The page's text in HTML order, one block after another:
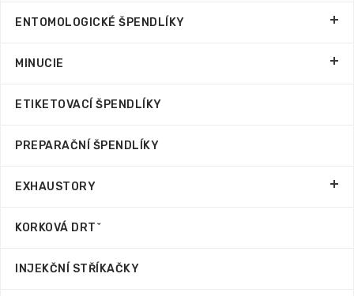
ENTOMOLOGICKÉ ŠPENDLÍKY
MINUCIE
ETIKETOVACÍ ŠPENDLÍKY
PREPARAČNÍ ŠPENDLÍKY
EXHAUSTORY
KORKOVÁ DRTˇ
INJEKČNÍ STŘÍKAČKY